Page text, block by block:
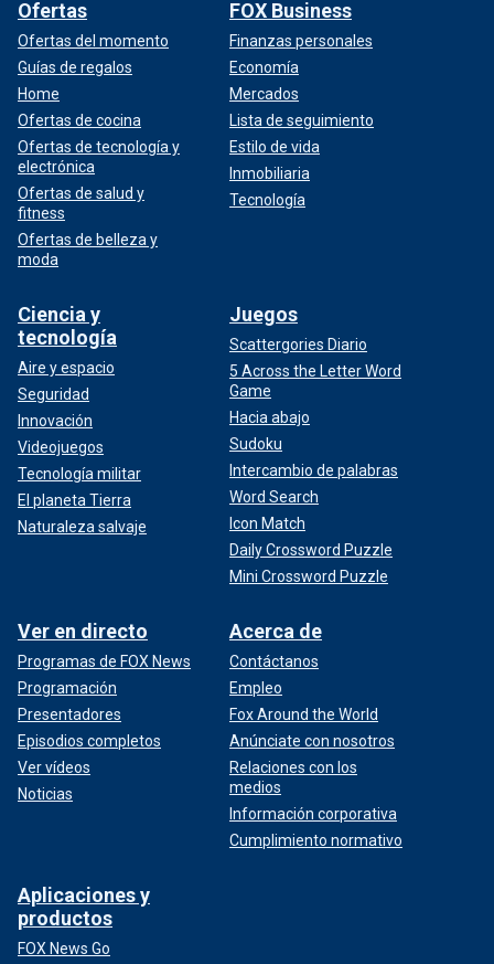
Ofertas
Ofertas del momento
Guías de regalos
Home
Ofertas de cocina
Ofertas de tecnología y
electrónica
Ofertas de salud y
fitness
Ofertas de belleza y
moda
FOX Business
Finanzas personales
Economía
Mercados
Lista de seguimiento
Estilo de vida
Inmobiliaria
Tecnología
Ciencia y
tecnología
Aire y espacio
Seguridad
Innovación
Videojuegos
Tecnología militar
El planeta Tierra
Naturaleza salvaje
Juegos
Scattergories Diario
5 Across the Letter Word
Game
Hacia abajo
Sudoku
Intercambio de palabras
Word Search
Icon Match
Daily Crossword Puzzle
Mini Crossword Puzzle
Ver en directo
Programas de FOX News
Programación
Presentadores
Episodios completos
Ver vídeos
Noticias
Acerca de
Contáctanos
Empleo
Fox Around the World
Anúnciate con nosotros
Relaciones con los
medios
Información corporativa
Cumplimiento normativo
Aplicaciones y
productos
FOX News Go